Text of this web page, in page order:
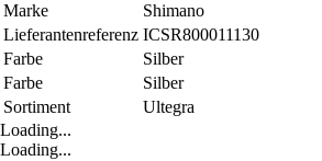
Marke
Shimano
Lieferantenreferenz ICSR800011130
Farbe
Silber
Farbe
Silber
Sortiment
Ultegra
Loading...
Loading...